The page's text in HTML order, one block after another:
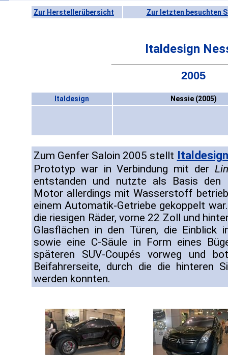
Zur Herstellerübersicht Zur letzten besuchten
Italdesign
2005
Italdesign Nessie (2005)
Zum Genfer Saloin 2005 stellt Italdesign
Prototyp war in Verbindung mit der
entstanden und nutzte als Basis den
Motor allerdings mit Wasserstoff
einem Automatik-Getriebe gekoppelt
die riesigen Räder, vorne 22 Zoll und
Glasflächen in den Türen, die Einblick
sowie eine C-Säule in Form eines
späteren SUV-Coupés vorweg und
Beifahrerseite, durch die die hinteren
werden konnten.